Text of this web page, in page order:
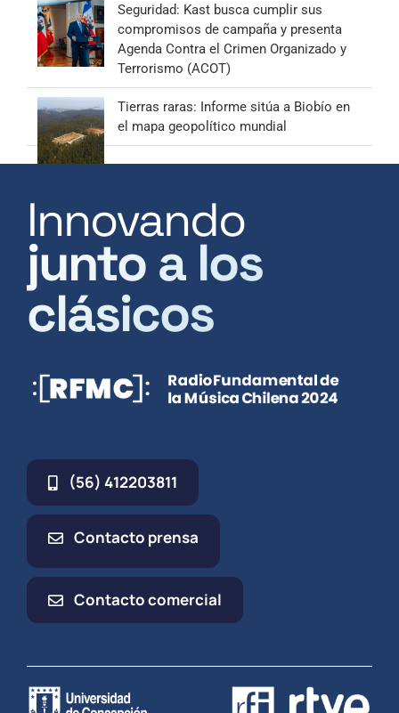
Seguridad: Kast busca cumplir sus
compromisos de campaña y presenta
Agenda Contra el Crimen Organizado y
Terrorismo (ACOT)
Tierras raras: Informe sitúa a Biobío en
el mapa geopolítico mundial
Innovando
junto a los
clásicos
(56) 412203811
Contacto prensa
Contacto comercial